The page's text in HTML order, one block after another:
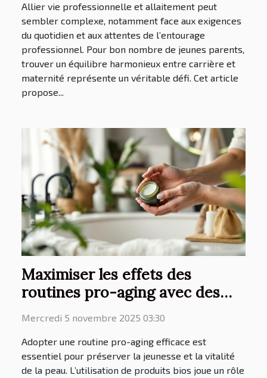
Allier vie professionnelle et allaitement peut
sembler complexe, notamment face aux exigences
du quotidien et aux attentes de l’entourage
professionnel. Pour bon nombre de jeunes parents,
trouver un équilibre harmonieux entre carrière et
maternité représente un véritable défi. Cet article
propose...
Maximiser les effets des
routines pro-aging avec des
produits bios
Mercredi 5 novembre 2025 03:30
Adopter une routine pro-aging efficace est
essentiel pour préserver la jeunesse et la vitalité
de la peau. L’utilisation de produits bios joue un rôle